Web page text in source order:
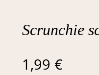
Scrunchie
1,99 €